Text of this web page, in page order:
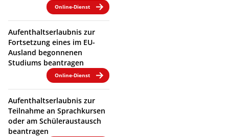
Online-Dienst
Aufenthaltserlaubnis zur
Fortsetzung eines im EU-
Ausland begonnenen
Studiums beantragen
Online-Dienst
Aufenthaltserlaubnis zur
Teilnahme an Sprachkursen
oder am Schüleraustausch
beantragen